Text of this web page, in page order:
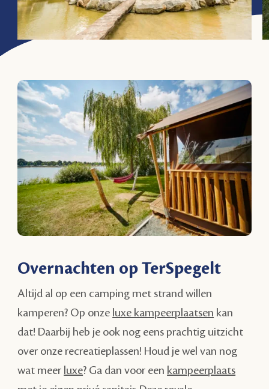
Overnachten op TerSpegelt
Altijd al op een camping met strand willen
kamperen? Op onze luxe kampeerplaatsen kan
dat! Daarbij heb je ook nog eens prachtig uitzicht
over onze recreatieplassen! Houd je wel van nog
wat meer luxe? Ga dan voor een kampeerplaats